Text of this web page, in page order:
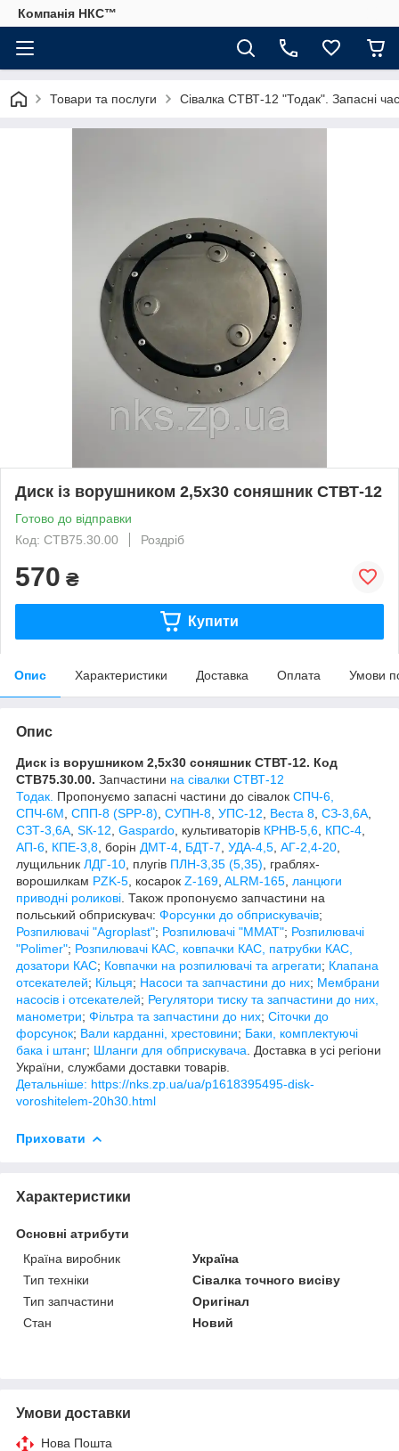
Компанія НКС™
Товари та послуги Сівалка СТВТ-12 "Тодак". Запасні
Диск із ворушником 2,5х30 соняшник СТВТ-12
Готово до відправки
Код: СТВ75.30.00
Роздріб
570 ₴
Купити
Опис Характеристики Доставка Оплата Умови
Опис
Диск із ворушником 2,5х30 соняшник СТВТ-12. Код
СТВ75.30.00. Запчастини на сівалки СТВТ-12
Тодак. Пропонуємо запасні частини до сівалок СПЧ-6,
СПЧ-6М СПП-8 (SPP-8) СУПН-8 УПС-12 Веста 8 СЗ-3,6А
СЗТ-3,6А ЅК-12 Gaspardo , культиваторів КРНВ-5,6 КПС-4
АП-6 КПЕ-3,8 , борін ДМТ-4 БДТ-7 УДА-4,5 АГ-2,4-20
лущильник ЛДГ-10 , плугів ПЛН-3,35 (5,35) , граблях-
ворошилкам PZK-5 , косарок Z-169 ALRM-165 ланцюги
приводні роликові . Також пропонуємо запчастини на
польський обприскувач: Форсунки до обприскувачів;
Розпилювачі "Agroplast"; Розпилювачі "MMAT"; Розпилювачі
"Polimer"; Розпилювачі КАС, ковпачки КАС, патрубки КАС,
дозатори КАС; Ковпачки на розпилювачі та агрегати; Клапана
отсекателей; Кільця; Насоси та запчастини до них; Мембрани
насосів і отсекателей; Регулятори тиску та запчастини до них,
манометри; Фільтра та запчастини до них; Сіточки до
форсунок; Вали карданні, хрестовини; Баки, комплектуючі
бака і штанг; Шланги для обприскувача . Доставка в усі регіони
України, службами доставки товарів.
Детальніше: https://nks.zp.ua/ua/p1618395495-disk-
voroshitelem-20h30.html
Приховати
Характеристики
Основні атрибути
Країна виробник
Україна
Тип техніки
Сівалка точного висіву
Тип запчастини
Оригінал
Стан
Новий
Умови доставки
Нова Пошта